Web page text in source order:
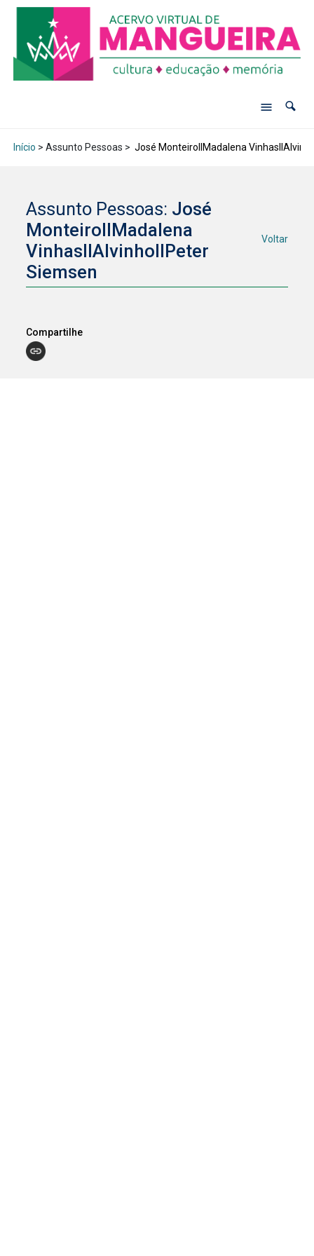
Início > Assunto Pessoas > José MonteiroIIMadalena
Assunto Pessoas: José
MonteiroIIMadalena
VinhasIIAlvinhoIIPeter
Siemsen
Voltar
Compartilhe